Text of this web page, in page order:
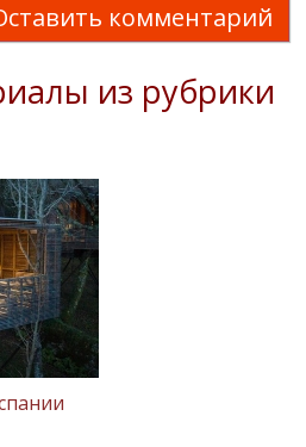
комментарий
из рубрики